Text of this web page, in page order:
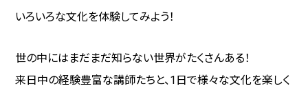
いろいろな文化を体験してみよう！
世の中にはまだまだ知らない世界がたくさんある！
来日中の経験豊富な講師たちと、1日で様々な文化を楽しく